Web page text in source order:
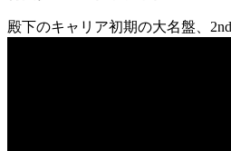
殿下のキャリア初期の大名盤、